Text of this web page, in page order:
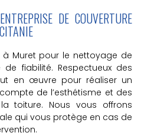
DE COUVERTURE
à Muret pour le nettoyage de
fiabilité. Respectueux des
en œuvre pour réaliser un
de l’esthétisme et des
toiture. Nous vous offrons
qui vous protège en cas de